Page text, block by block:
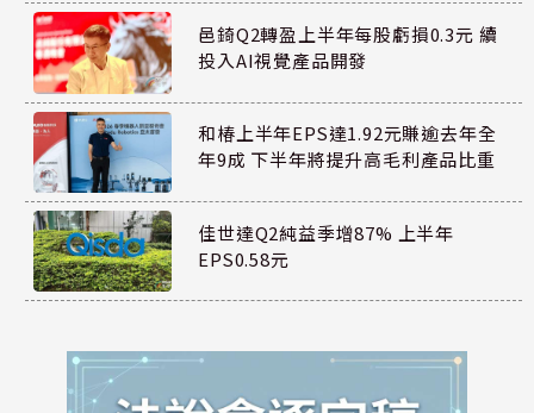
邑錡Q2轉盈上半年每股虧損0.3元 續
投入AI視覺產品開發
和椿上半年EPS達1.92元賺逾去年全
年9成 下半年將提升高毛利產品比重
佳世達Q2純益季增87% 上半年
EPS0.58元